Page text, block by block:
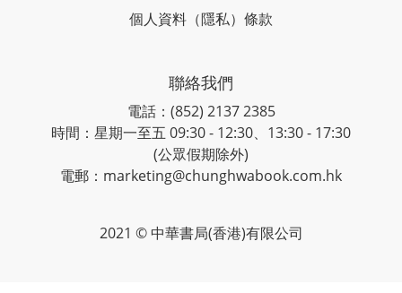
個人資料（隱私）條款
聯絡我們
電話：(852) 2137 2385
時間：星期一至五 09:30 - 12:30、13:30 - 17:30
(公眾假期除外)
電郵：marketing@chunghwabook.com.hk
2021 © 中華書局(香港)有限公司